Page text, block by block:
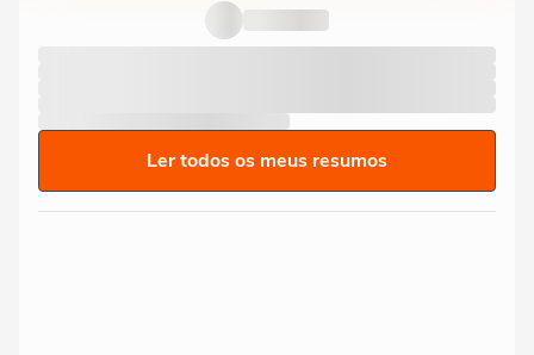
Ler todos os meus resumos